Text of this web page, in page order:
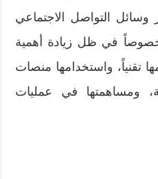
التواصل الاجتماعي
خصوصاً في ظل زيادة أهمية
تقنياً، واستخدامها منصات
ومساهمتها في عمليات